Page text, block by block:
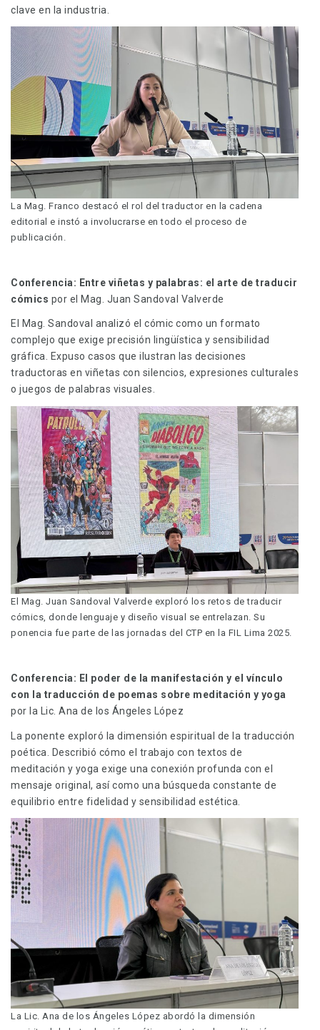
clave en la industria.
La Mag. Franco destacó el rol del traductor en la cadena
editorial e instó a involucrarse en todo el proceso de
publicación.
Conferencia: Entre viñetas y palabras: el arte de traducir
cómics por el Mag. Juan Sandoval Valverde
El Mag. Sandoval analizó el cómic como un formato
complejo que exige precisión lingüística y sensibilidad
gráfica. Expuso casos que ilustran las decisiones
traductoras en viñetas con silencios, expresiones culturales
o juegos de palabras visuales.
El Mag. Juan Sandoval Valverde exploró los retos de traducir
cómics, donde lenguaje y diseño visual se entrelazan. Su
ponencia fue parte de las jornadas del CTP en la FIL Lima 2025.
Conferencia: El poder de la manifestación y el vínculo
con la traducción de poemas sobre meditación y yoga
por la Lic. Ana de los Ángeles López
La ponente exploró la dimensión espiritual de la traducción
poética. Describió cómo el trabajo con textos de
meditación y yoga exige una conexión profunda con el
mensaje original, así como una búsqueda constante de
equilibrio entre fidelidad y sensibilidad estética.
La Lic. Ana de los Ángeles López abordó la dimensión